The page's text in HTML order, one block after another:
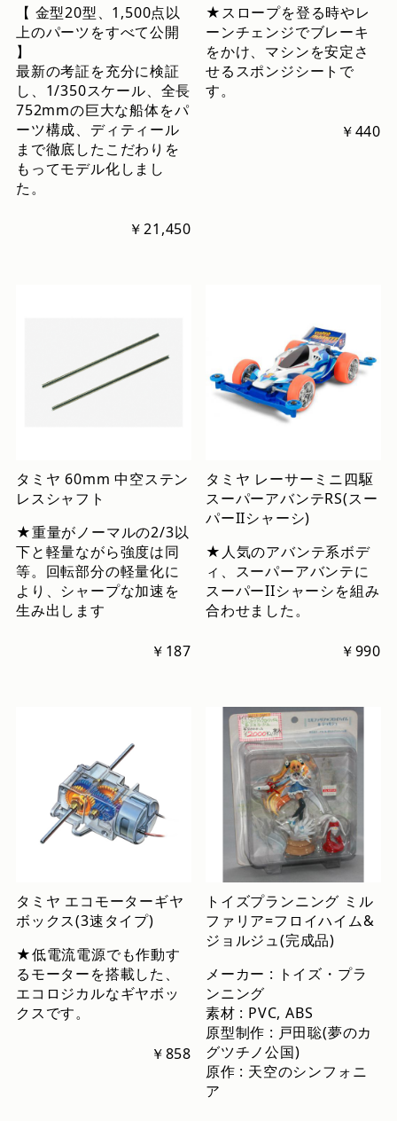
【 金型20型、1,500点以
上のパーツをすべて公開
】
最新の考証を充分に検証
し、1/350スケール、全長
752mmの巨大な船体をパ
ーツ構成、ディティール
まで徹底したこだわりを
もってモデル化しまし
た。
￥21,450
★スロープを登る時やレ
ーンチェンジでブレーキ
をかけ、マシンを安定さ
せるスポンジシートで
す。
￥440
タミヤ 60mm 中空ステン
レスシャフト
★重量がノーマルの2/3以
下と軽量ながら強度は同
等。回転部分の軽量化に
より、シャープな加速を
生み出します
￥187
タミヤ レーサーミニ四駆
スーパーアバンテRS(スー
パーIIシャーシ)
★人気のアバンテ系ボデ
ィ、スーパーアバンテに
スーパーIIシャーシを組み
合わせました。
￥990
タミヤ エコモーターギヤ
ボックス(3速タイプ)
★低電流電源でも作動す
るモーターを搭載した、
エコロジカルなギヤボッ
クスです。
￥858
トイズプランニング ミル
ファリア=フロイハイム&
ジョルジュ(完成品)
メーカー : トイズ・プラ
ンニング
素材 : PVC, ABS
原型制作 : 戸田聡(夢のカ
グツチノ公国)
原作 : 天空のシンフォニ
ア